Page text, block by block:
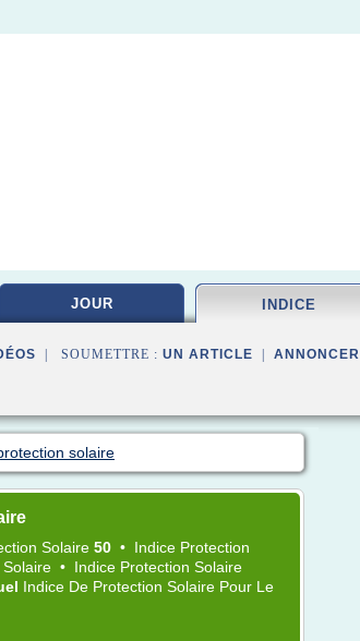
JOUR INDICE
| SOUMETTRE : UN ARTICLE ANNONCER
solaire
Solaire 50 • Indice Protection
• Indice Protection Solaire
Indice De Protection Solaire Pour Le